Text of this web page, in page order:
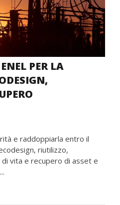
PER LA
e raddoppiarla entro il
riutilizzo,
vita e recupero di asset e